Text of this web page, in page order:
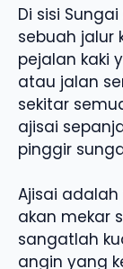
Di sisi
sebuah jalur
pejalan kaki
atau jalan
sekitar
ajisai
pinggir
Ajisai
akan mekar
sangatlah
angin yang